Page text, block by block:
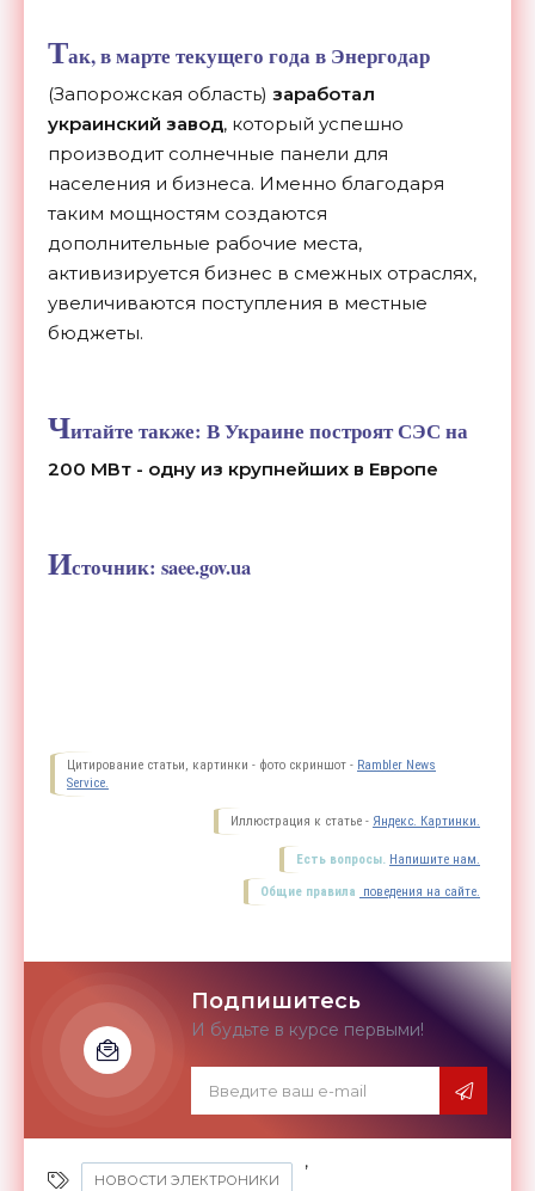
Так, в марте текущего года в Энергодар
(Запорожская область) заработал
украинский завод, который успешно
производит солнечные панели для
населения и бизнеса. Именно благодаря
таким мощностям создаются
дополнительные рабочие места,
активизируется бизнес в смежных отраслях,
увеличиваются поступления в местные
бюджеты.
Читайте также: В Украине построят СЭС на
200 МВт - одну из крупнейших в Европе
Источник: saee.gov.ua
Цитирование статьи, картинки - фото скриншот - Rambler News
Service.
Иллюстрация к статье - Яндекс. Картинки.
Есть вопросы. Напишите нам.
Общие правила поведения на сайте.
Подпишитесь
И будьте в курсе первыми!
НОВОСТИ ЭЛЕКТРОНИКИ
,